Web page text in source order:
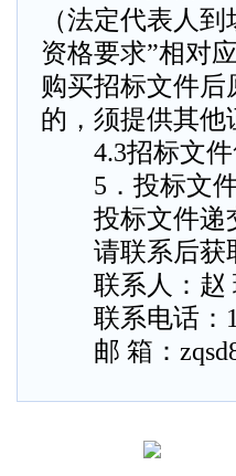
（法定代表人
资格要求”相对
购买招标文件
的，须提供其他
4.3招标文件
5．投标文件
投标文件递交
请联系后获取
联系人：赵
联系电话：
邮 箱：